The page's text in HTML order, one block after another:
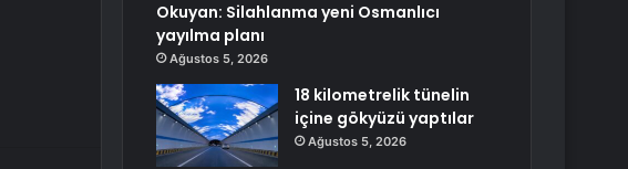
Okuyan: Silahlanma yeni Osmanlıcı
yayılma planı
Ağustos 5, 2026
18 kilometrelik tünelin
içine gökyüzü yaptılar
Ağustos 5, 2026